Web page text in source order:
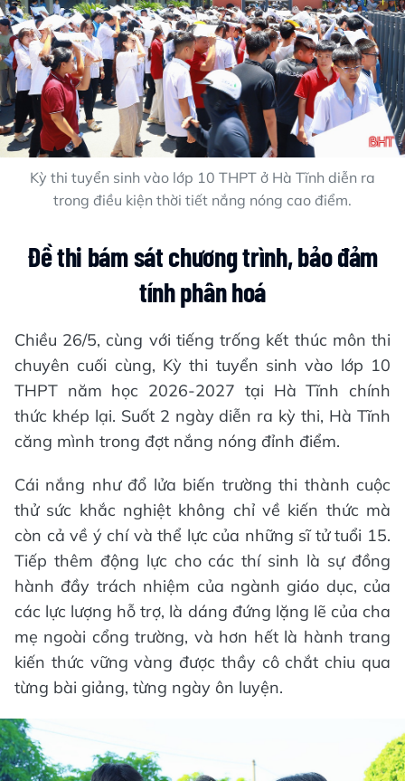
Kỳ thi tuyển sinh vào lớp 10 THPT ở Hà Tĩnh diễn ra
trong điều kiện thời tiết nắng nóng cao điểm.
Đề thi bám sát chương trình, bảo đảm
tính phân hoá
Chiều 26/5, cùng với tiếng trống kết thúc môn thi
chuyên cuối cùng, Kỳ thi tuyển sinh vào lớp 10
THPT năm học 2026-2027 tại Hà Tĩnh chính
thức khép lại. Suốt 2 ngày diễn ra kỳ thi, Hà Tĩnh
căng mình trong đợt nắng nóng đỉnh điểm.
Cái nắng như đổ lửa biến trường thi thành cuộc
thử sức khắc nghiệt không chỉ về kiến thức mà
còn cả về ý chí và thể lực của những sĩ tử tuổi 15.
Tiếp thêm động lực cho các thí sinh là sự đồng
hành đầy trách nhiệm của ngành giáo dục, của
các lực lượng hỗ trợ, là dáng đứng lặng lẽ của cha
mẹ ngoài cổng trường, và hơn hết là hành trang
kiến thức vững vàng được thầy cô chắt chiu qua
từng bài giảng, từng ngày ôn luyện.